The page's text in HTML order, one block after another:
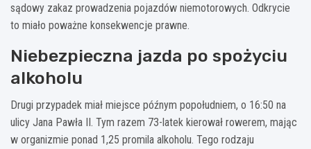
sądowy zakaz prowadzenia pojazdów niemotorowych. Odkrycie
to miało poważne konsekwencje prawne.
Niebezpieczna jazda po spożyciu
alkoholu
Drugi przypadek miał miejsce późnym popołudniem, o 16:50 na
ulicy Jana Pawła II. Tym razem 73-latek kierował rowerem, mając
w organizmie ponad 1,25 promila alkoholu. Tego rodzaju